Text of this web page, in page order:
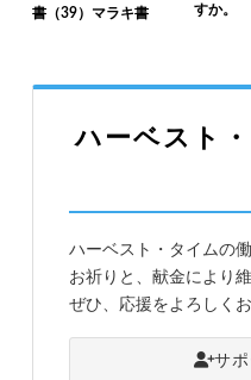
書（39）マラキ書
すか。
ハーベスト
ハーベスト・タイムの
お祈りと、献金により
ぜひ、応援をよろしく
サ